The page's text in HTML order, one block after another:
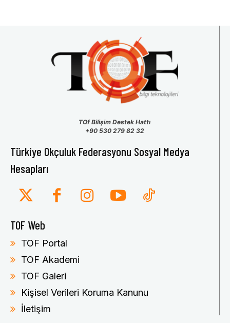
TOf Bilişim Destek Hattı
+90 530 279 82 32
Türkiye Okçuluk Federasyonu Sosyal Medya
Hesapları
TOF Web
TOF Portal
TOF Akademi
TOF Galeri
Kişisel Verileri Koruma Kanunu
İletişim